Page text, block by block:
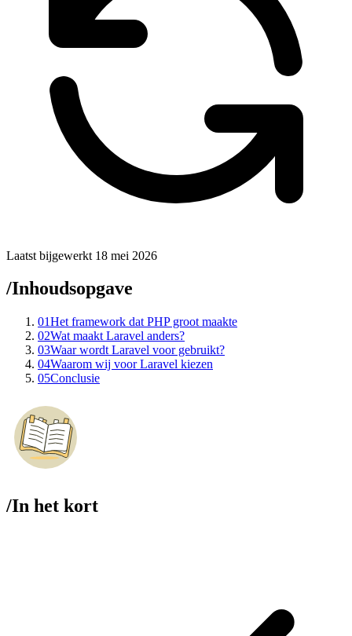
Laatst bijgewerkt 18 mei 2026
/Inhoudsopgave
01Het framework dat PHP groot maakte
02Wat maakt Laravel anders?
03Waar wordt Laravel voor gebruikt?
04Waarom wij voor Laravel kiezen
05Conclusie
/In het kort